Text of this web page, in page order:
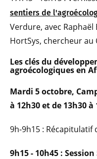
sentiers de
Verdure, avec Raphaël
HortSys, chercheur au
Les clés du
agroécologiques en
Mardi 5 octobre,
à 12h30 et de 13h30 à
9h-9h15 :
9h15 - 10h45 :